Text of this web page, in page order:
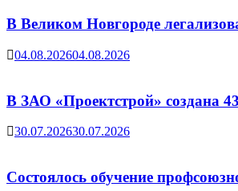
В Великом Новгороде
04.08.202604.08.2026
В ЗАО «Проектстрой» создана
30.07.202630.07.2026
Состоялось обучение